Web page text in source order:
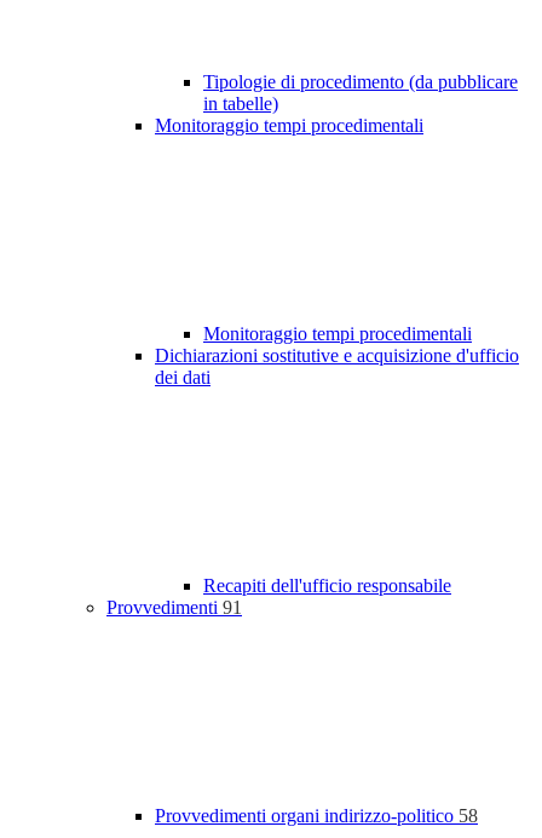
Tipologie di procedimento (da pubblicare
in tabelle)
Monitoraggio tempi procedimentali
Monitoraggio tempi procedimentali
Dichiarazioni sostitutive e acquisizione d'ufficio
dei dati
Recapiti dell'ufficio responsabile
Provvedimenti 91
Provvedimenti organi indirizzo-politico 58